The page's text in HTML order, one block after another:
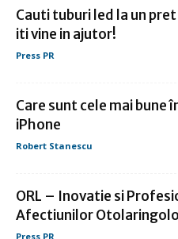
Cauti tuburi led la un
iti vine in ajutor!
Press PR
Care sunt cele mai bune
iPhone
Robert Stanescu
ORL – Inovatie si
Afectiunilor
Press PR